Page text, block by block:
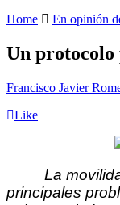
Home
En opinión
Un
Francisco Javier
Like
La
principales